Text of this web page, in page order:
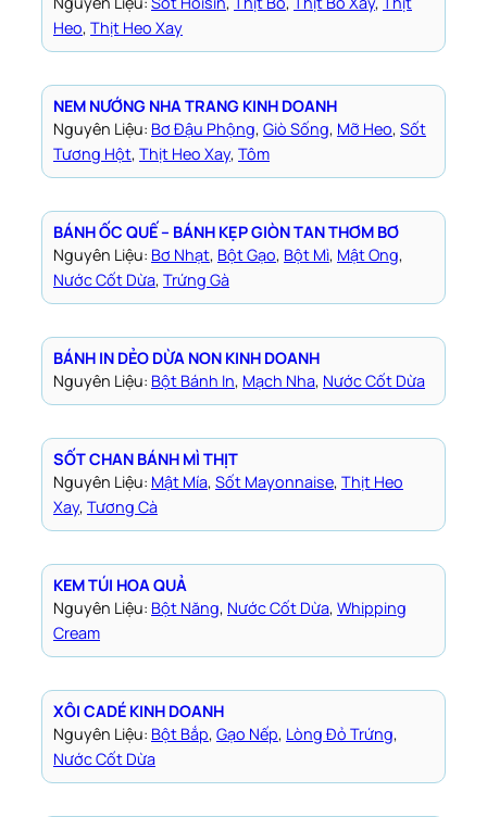
Heo, Thịt Heo Xay
NEM NƯỚNG NHA TRANG KINH DOANH
Nguyên Liệu: Bơ Đậu Phộng, Giò Sống, Mỡ Heo, Sốt
Tương Hột, Thịt Heo Xay, Tôm
BÁNH ỐC QUẾ – BÁNH KẸP GIÒN TAN THƠM BƠ
Nguyên Liệu: Bơ Nhạt, Bột Gạo, Bột Mì, Mật Ong
Nước Cốt Dừa, Trứng Gà
BÁNH IN DẺO DỪA NON KINH DOANH
Nguyên Liệu: Bột Bánh In, Mạch Nha, Nước Cốt Dừa
SỐT CHAN BÁNH MÌ THỊT
Nguyên Liệu: Mật Mía, Sốt Mayonnaise, Thịt Heo
Xay, Tương Cà
KEM TÚI HOA QUẢ
Nguyên Liệu: Bột Năng, Nước Cốt Dừa, Whipping
Cream
XÔI CADÉ KINH DOANH
Nguyên Liệu: Bột Bắp, Gạo Nếp, Lòng Đỏ Trứng
Nước Cốt Dừa